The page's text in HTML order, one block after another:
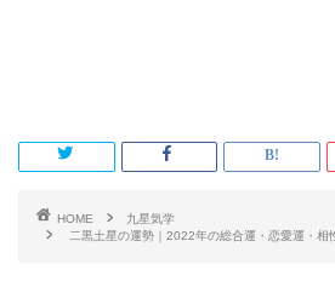
HOME
九星気学
二黒土星の運勢｜2022年の総合運・恋愛運・相